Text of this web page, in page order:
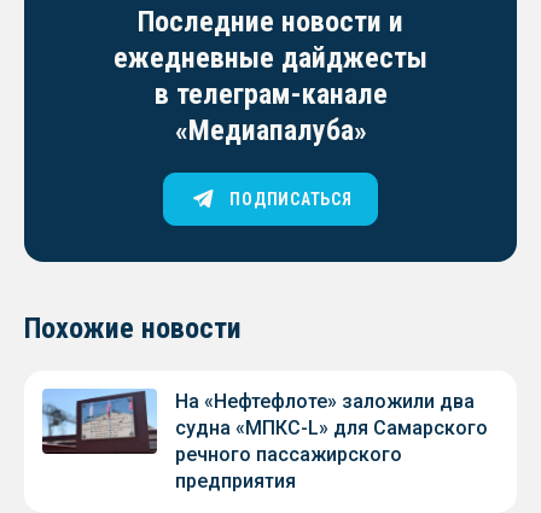
Последние новости и
ежедневные дайджесты
в телеграм-канале
«Медиапалуба»
ПОДПИСАТЬСЯ
Похожие новости
На «Нефтефлоте» заложили два
судна «МПКС-L» для Самарского
речного пассажирского
предприятия